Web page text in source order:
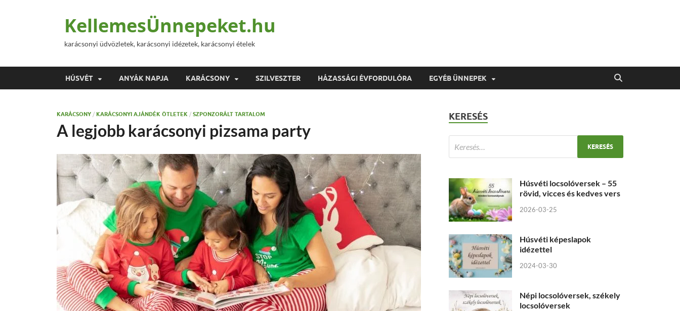
KellemesÜnnepeket.hu
karácsonyi üdvözletek, karácsonyi idézetek, karácsonyi ételek
HÚSVÉT ANYÁK NAPJA KARÁCSONY SZILVESZTER HÁZASSÁGI ÉVFORDULÓRA EGYÉB ÜNNEPEK
KARÁCSONY / KARÁCSONYI AJÁNDÉK ÖTLETEK / SZPONZORÁLT TARTALOM
A legjobb karácsonyi pizsama party
KERESÉS
Húsvéti locsolóversek – 55
rövid, vicces és kedves vers
2026-03-25
Húsvéti képeslapok
idézettel
2024-03-30
Népi locsolóversek, székely
locsolóversek